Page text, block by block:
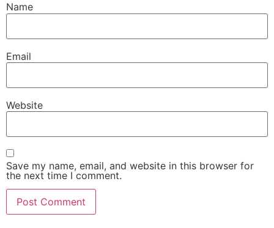
Name
Email
Website
Save my name, email, and website in this browser for
the next time I comment.